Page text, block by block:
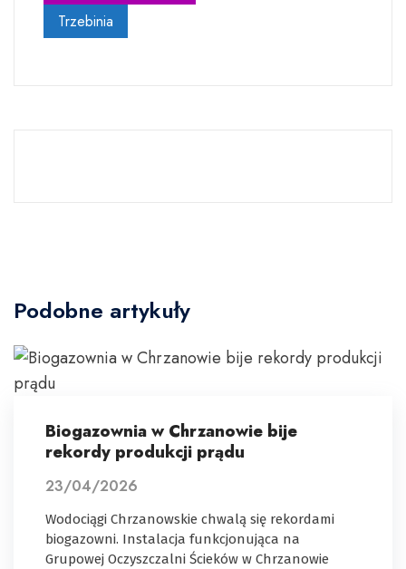
Trzebinia
Podobne artykuły
Biogazownia w Chrzanowie bije
rekordy produkcji prądu
23/04/2026
Wodociągi Chrzanowskie chwalą się rekordami
biogazowni. Instalacja funkcjonująca na
Grupowej Oczyszczalni Ścieków w Chrzanowie